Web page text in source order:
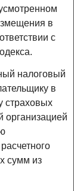
в
с
налоговый
в
страховых
организацией
сумм из